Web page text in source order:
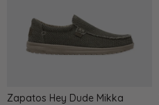
Zapatos Hey Dude Mikka